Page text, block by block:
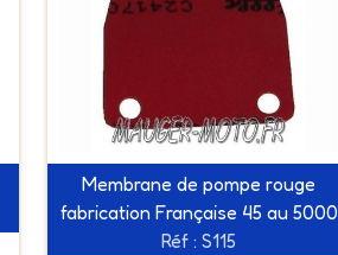
Membrane de pompe rouge
fabrication Française 45 au 5000
Réf : S115